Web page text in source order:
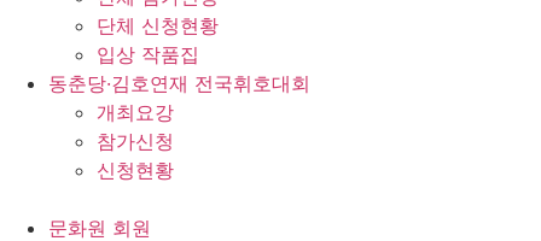
단체 신청현황
입상 작품집
동춘당·김호연재 전국휘호대회
개최요강
참가신청
신청현황
문화원 회원